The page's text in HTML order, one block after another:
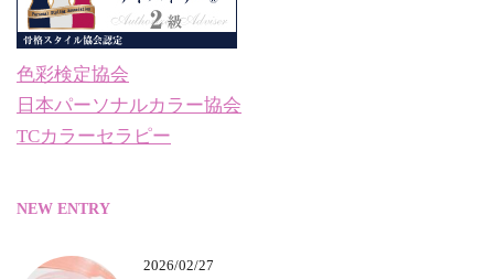
色彩検定協会
日本パーソナルカラー協会
TCカラーセラピー
NEW ENTRY
2026/02/27